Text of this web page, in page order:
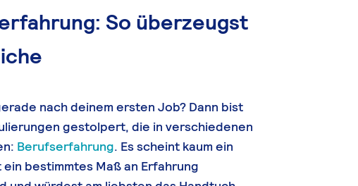
So überzeugst
nach deinem ersten Job? Dann bist
gestolpert, die in verschiedenen
Berufserfahrung. Es scheint kaum ein
bestimmtes Maß an Erfahrung